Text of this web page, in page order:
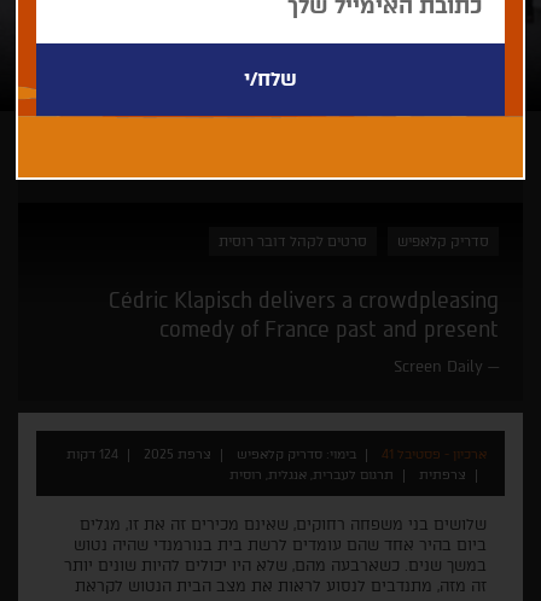
סדריק קלאפיש סרטים לקהל דובר רוסית
Cédric Klapisch delivers a crowdpleasing
comedy of France past and present
Screen Daily
ארכיון - פסטיבל 41 בימוי: סדריק קלאפיש צרפת 2025
124 דקות
צרפתית
תרגום לעברית, אנגלית, רוסית
שלושים בני משפחה רחוקים, שאינם מכירים זה את זו, מגלים
ביום בהיר אחד שהם עומדים לרשת בית בנורמנדי שהיה נטוש
במשך שנים. כשארבעה מהם, שלא היו יכולים להיות שונים יותר
זה מזה, מתנדבים לנסוע לראות את מצב הבית הנטוש לקראת